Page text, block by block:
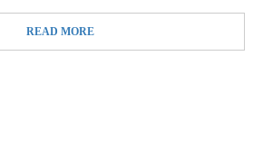
READ MORE